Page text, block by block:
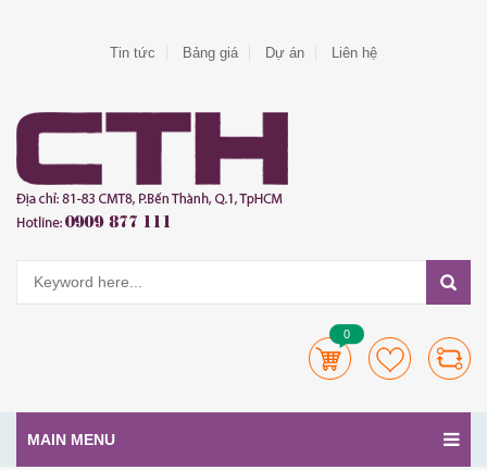
Tin tức Bảng giá Dự án Liên hệ
0
MAIN MENU